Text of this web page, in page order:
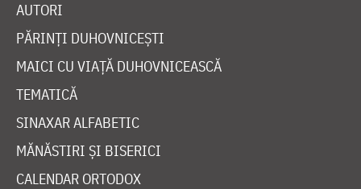
AUTORI
PĂRINȚI DUHOVNICEȘTI
MAICI CU VIAȚĂ DUHOVNICEASCĂ
TEMATICĂ
SINAXAR ALFABETIC
MĂNĂSTIRI ȘI BISERICI
CALENDAR ORTODOX